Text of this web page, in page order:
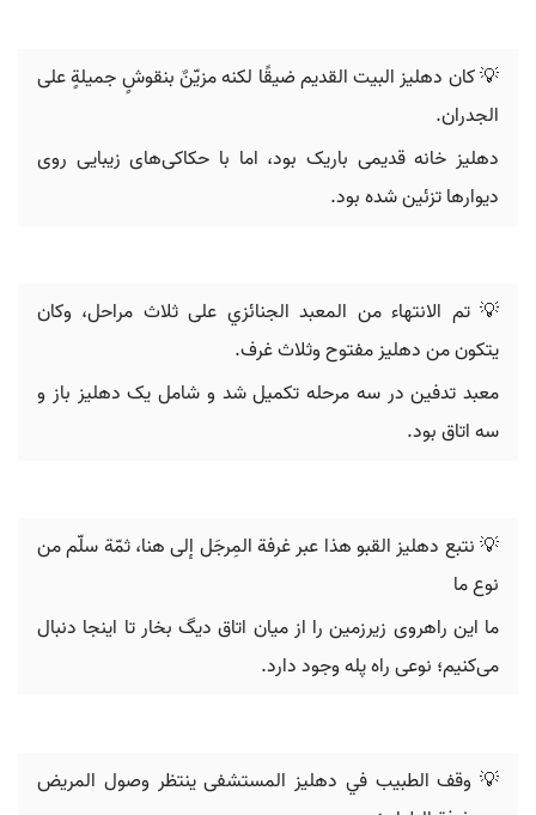
💡 كان دهليز البيت القديم ضيقًا لكنه مزيّنٌ بنقوشٍ جميلةٍ على
الجدران.
دهلیز خانه قدیمی باریک بود، اما با حکاکی‌های زیبایی روی
دیوارها تزئین شده بود.
💡 تم الانتهاء من المعبد الجنائزي على ثلاث مراحل، وكان
يتكون من دهليز مفتوح وثلاث غرف.
معبد تدفین در سه مرحله تکمیل شد و شامل یک دهلیز باز و
سه اتاق بود.
💡 نتبع دهليز القبو هذا عبر غرفة المِرجَل إلى هنا، ثمّة سلّم من
نوع ما
ما این راهروی زیرزمین را از میان اتاق دیگ بخار تا اینجا دنبال
می‌کنیم؛ نوعی راه پله وجود دارد.
💡 وقف الطبيب في دهليز المستشفى ينتظر وصول المريض